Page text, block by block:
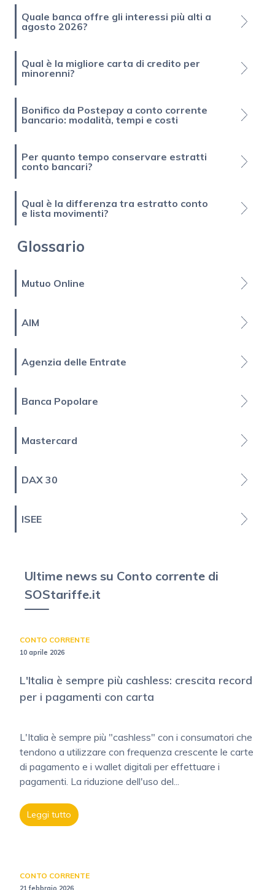
Quale banca offre gli interessi più alti a
agosto 2026?
Qual è la migliore carta di credito per
minorenni?
Bonifico da Postepay a conto corrente
bancario: modalità, tempi e costi
Per quanto tempo conservare estratti
conto bancari?
Qual è la differenza tra estratto conto
e lista movimenti?
Glossario
Mutuo Online
AIM
Agenzia delle Entrate
Banca Popolare
Mastercard
DAX 30
ISEE
Ultime news su Conto corrente di
SOStariffe.it
CONTO CORRENTE
10 aprile 2026
L'Italia è sempre più cashless: crescita record
per i pagamenti con carta
L'Italia è sempre più "cashless" con i consumatori che
tendono a utilizzare con frequenza crescente le carte
di pagamento e i wallet digitali per effettuare i
pagamenti. La riduzione dell'uso del...
Leggi tutto
CONTO CORRENTE
21 febbraio 2026